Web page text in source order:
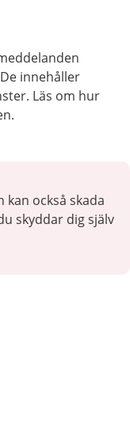
innehåller
Läs om hur
också skada
skyddar dig själv